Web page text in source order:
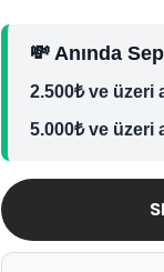
💸 Anında
2.500₺ ve üzeri
5.000₺ ve üzeri